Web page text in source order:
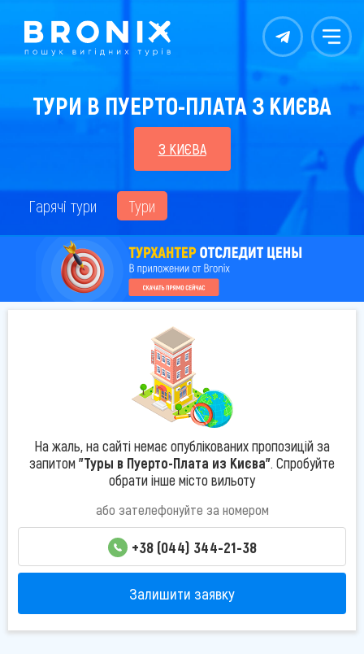
Контакты Меню
ТУРИ В ПУЕРТО-ПЛАТА З КИЄВА
З КИЄВА
Гарячі тури Тури
На жаль, на сайті немає опублікованих пропозицій за
запитом "Туры в Пуерто-Плата из Києва". Спробуйте
обрати інше місто вильоту
або зателефонуйте за номером
+38 (044) 344-21-38
Залишити заявку